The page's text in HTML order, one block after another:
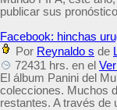
publicar sus
Facebook: hinchas
Por Reynaldo s de
72431 hrs. en el
El álbum Panini del
colecciones. Muchos
restantes. A través de